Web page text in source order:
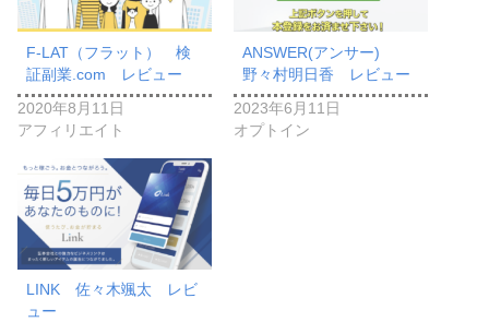
F-LAT（フラット） 検
証副業.com レビュー
2020年8月11日
アフィリエイト
ANSWER(アンサー)
野々村明日香 レビュー
2023年6月11日
オプトイン
LINK 佐々木颯太 レビ
ュー